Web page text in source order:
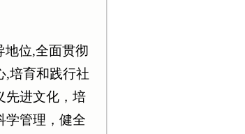
地位,全面贯彻
,培育和践行社
先进文化，培
学管理，健全